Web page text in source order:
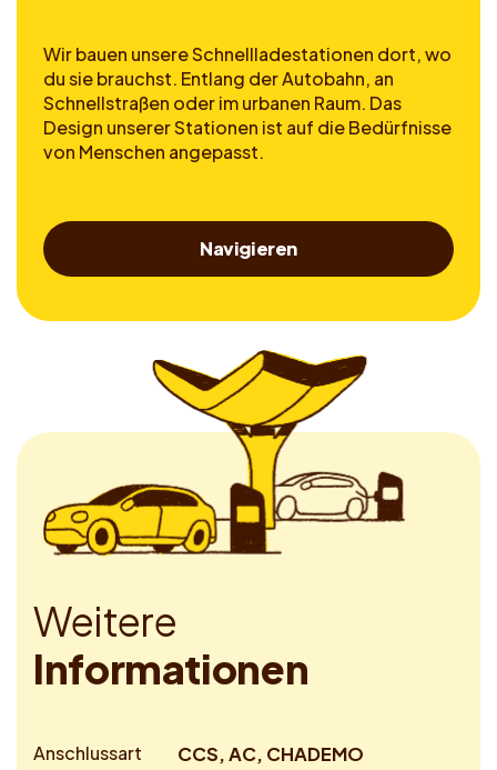
Wir bauen unsere Schnellladestationen dort, wo
du sie brauchst. Entlang der Autobahn, an
Schnellstraßen oder im urbanen Raum. Das
Design unserer Stationen ist auf die Bedürfnisse
von Menschen angepasst.
Navigieren
Weitere
Informationen
Anschlussart CCS, AC, CHADEMO